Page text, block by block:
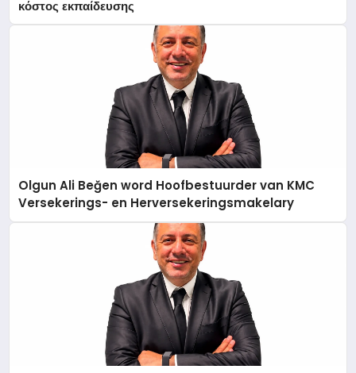
κόστος εκπαίδευσης
Olgun Ali Beğen word Hoofbestuurder van KMC
Versekerings- en Herversekeringsmakelary